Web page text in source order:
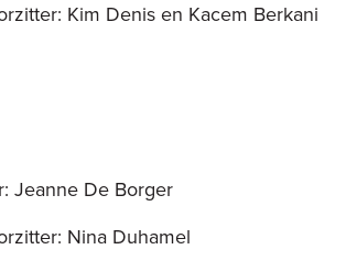
Kim Denis en Kacem Berkani
Jeanne De Borger
Nina Duhamel